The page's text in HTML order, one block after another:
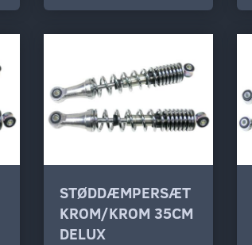
STØDDÆMPERSÆT
KROM/KROM 35CM
DELUX